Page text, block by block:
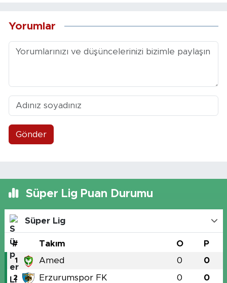
Yorumlar
Gönder
Süper Lig Puan Durumu
Süper Lig
# Takım O P
1 Amed 0 0
2 Erzurumspor FK 0 0